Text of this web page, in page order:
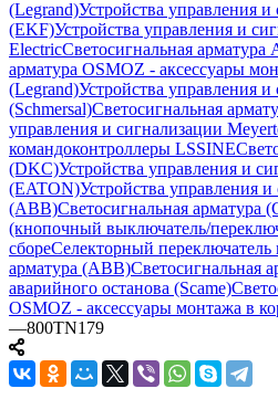
(Legrand)Устройства управления и
(EKF)Устройства управления и
ElectricСветосигнальная арматура
арматура OSMOZ - аксессуары
(Legrand)Устройства управления и
(Schmersal)Светосигнальная
управления и сигнализации
командоконтроллеры LSSINE
(DKC)Устройства управления и
(EATON)Устройства управления и
(ABB)Светосигнальная арматура
(кнопочный выключатель/
сбореСелекторный переключатель
арматура (ABB)Светосигнальная
аварийного останова (Scame)
OSMOZ - аксессуары монтажа в
—800TN179